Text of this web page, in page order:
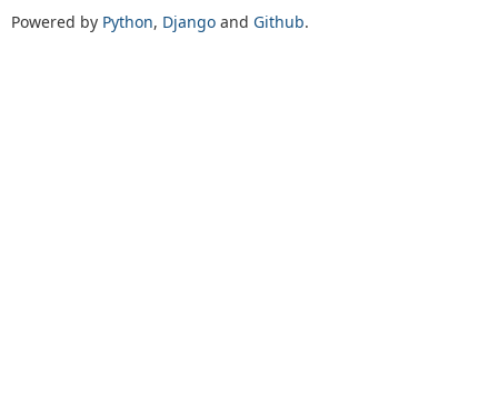
Powered by Python, Django and Github.